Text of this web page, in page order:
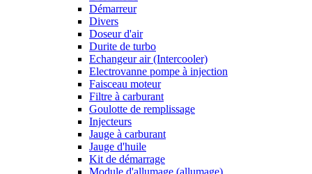
Démarreur
Divers
Doseur d'air
Durite de turbo
Echangeur air (Intercooler)
Electrovanne pompe à injection
Faisceau moteur
Filtre à carburant
Goulotte de remplissage
Injecteurs
Jauge à carburant
Jauge d'huile
Kit de démarrage
Module d'allumage (allumage)